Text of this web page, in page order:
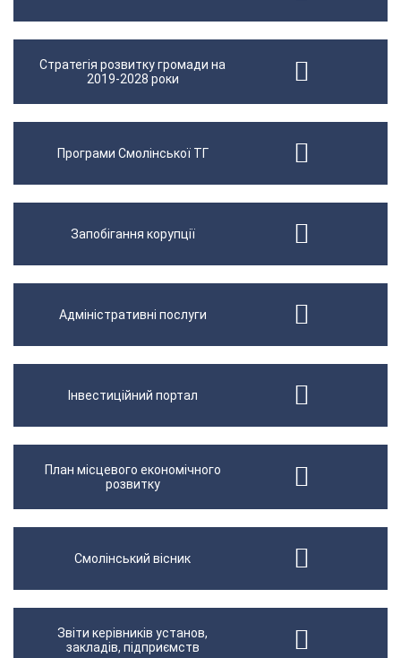
Стратегія розвитку громади на
2019-2028 роки
Програми Смолінської ТГ
Запобігання корупції
Адміністративні послуги
Інвестиційний портал
План місцевого економічного
розвитку
Смолінський вісник
Звіти керівників установ,
закладів, підприємств